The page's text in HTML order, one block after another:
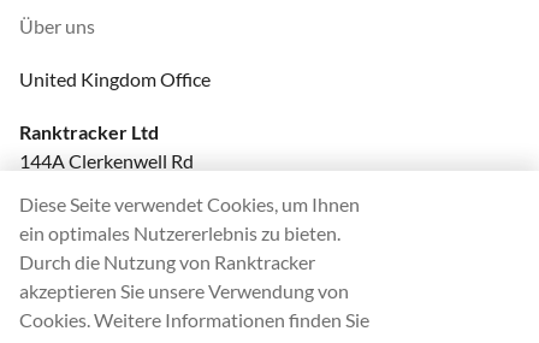
Über uns
United Kingdom Office
Ranktracker Ltd
144A Clerkenwell Rd
Company No: 08820809
felix@ranktracker.com
Diese Seite verwendet Cookies, um Ihnen
ein optimales Nutzererlebnis zu bieten.
Durch die Nutzung von Ranktracker
akzeptieren Sie unsere Verwendung von
Cookies. Weitere Informationen finden Sie